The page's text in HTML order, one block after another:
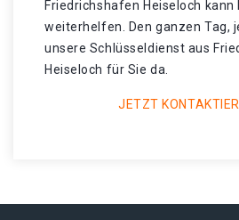
Friedrichshafen Heiseloch kann
weiterhelfen. Den ganzen Tag,
unsere Schlüsseldienst aus
Heiseloch für Sie da.
JETZT